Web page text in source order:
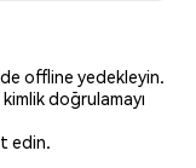
offline yedekleyin.
doğrulamayı
edin.